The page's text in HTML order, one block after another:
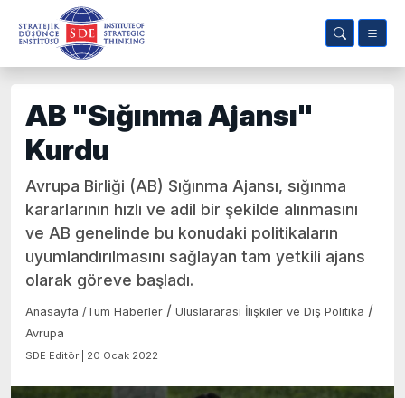
AB "Sığınma Ajansı"
Kurdu
Avrupa Birliği (AB) Sığınma Ajansı, sığınma
kararlarının hızlı ve adil bir şekilde alınmasını
ve AB genelinde bu konudaki politikaların
uyumlandırılmasını sağlayan tam yetkili ajans
olarak göreve başladı.
Anasayfa /Tüm Haberler / Uluslararası İlişkiler ve Dış Politika /
Avrupa
SDE Editör | 20 Ocak 2022